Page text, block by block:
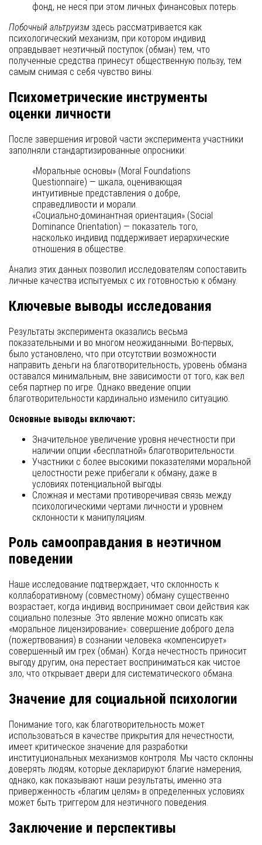
фонд, не неся при этом личных финансовых потерь.
Побочный альтруизм здесь рассматривается как
психологический механизм, при котором индивид
оправдывает неэтичный поступок (обман) тем, что
полученные средства принесут общественную пользу, тем
самым снимая с себя чувство вины.
Психометрические инструменты
оценки личности
После завершения игровой части эксперимента участники
заполняли стандартизированные опросники:
«Моральные основы» (Moral Foundations
Questionnaire) — шкала, оценивающая
интуитивные представления о добре,
справедливости и морали.
«Социально-доминантная ориентация» (Social
Dominance Orientation) — показатель того,
насколько индивид поддерживает иерархические
отношения в обществе.
Анализ этих данных позволил исследователям сопоставить
личные качества испытуемых с их готовностью к обману.
Ключевые выводы исследования
Результаты эксперимента оказались весьма
показательными и во многом неожиданными. Во-первых,
было установлено, что при отсутствии возможности
направить деньги на благотворительность, уровень обмана
оставался минимальным, вне зависимости от того, как вел
себя партнер по игре. Однако введение опции
благотворительности кардинально изменило ситуацию.
Основные выводы включают:
Значительное увеличение уровня нечестности при
наличии опции «бесплатной» благотворительности.
Участники с более высокими показателями моральной
целостности реже прибегали к обману, даже в
условиях потенциальной выгоды.
Сложная и местами противоречивая связь между
психологическими чертами личности и уровнем
склонности к манипуляциям.
Роль самооправдания в неэтичном
поведении
Наше исследование подтверждает, что склонность к
коллаборативному (совместному) обману существенно
возрастает, когда индивид воспринимает свои действия как
социально полезные. Это явление можно описать как
«моральное лицензирование»: совершение доброго дела
(пожертвования) в сознании человека «компенсирует»
совершенный им грех (обман). Когда нечестность приносит
выгоду другим, она перестает восприниматься как чистое
зло, что открывает двери для систематического обмана.
Значение для социальной психологии
Понимание того, как благотворительность может
использоваться в качестве прикрытия для нечестности,
имеет критическое значение для разработки
институциональных механизмов контроля. Мы часто склонны
доверять людям, которые декларируют благие намерения,
однако, как показывают наши результаты, именно эта
приверженность «благим целям» в определенных условиях
может быть триггером для неэтичного поведения.
Заключение и перспективы